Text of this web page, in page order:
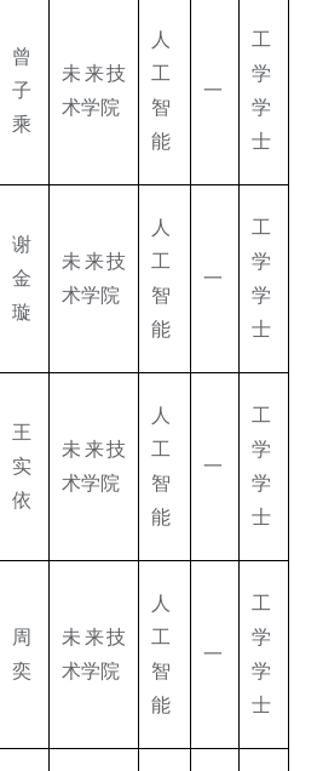
曾
子
乘
未来技
术学院
人
工
智
能
一
工
学
学
士
谢
金
璇
未来技
术学院
人
工
智
能
一
工
学
学
士
王
实
依
未来技
术学院
人
工
智
能
一
工
学
学
士
周
奕
未来技
术学院
人
工
智
能
一
工
学
学
士